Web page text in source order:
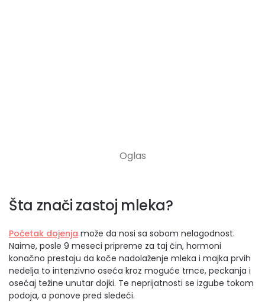
Šta znači zastoj mleka?
Početak dojenja može da nosi sa sobom nelagodnost.
Naime, posle 9 meseci pripreme za taj čin, hormoni
konačno prestaju da koče nadolaženje mleka i majka prvih
nedelja to intenzivno oseća kroz moguće trnce, peckanja i
osećaj težine unutar dojki. Te neprijatnosti se izgube tokom
podoja, a ponove pred sledeći.